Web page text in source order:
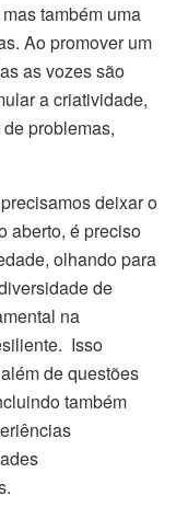
também uma
Ao promover um
as vozes são
a criatividade,
problemas,
deixar o
aberto, é preciso
olhando para
de
na
Isso
de questões
também